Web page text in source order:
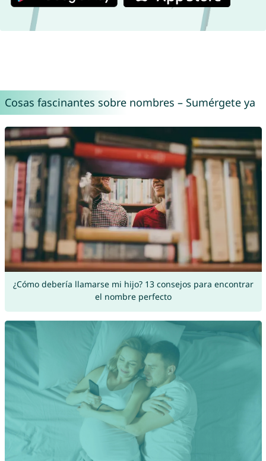
Cosas fascinantes sobre nombres – Sumérgete ya
¿Cómo debería llamarse mi hijo? 13 consejos para encontrar
el nombre perfecto